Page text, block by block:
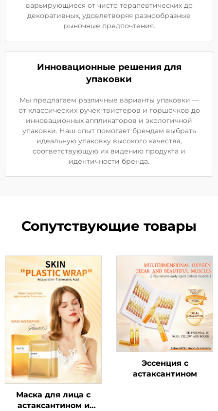
варьирующиеся от чисто терапевтических до
декоративных, удовлетворяя разнообразные
рыночные предпочтения.
Инновационные решения для
упаковки
Мы предлагаем различные варианты упаковки —
от классических ручек-твистеров и горшочков до
инновационных аппликаторов и экологичной
упаковки. Наш опыт помогает брендам выбрать
идеальную упаковку высокого качества,
соответствующую их видению продукта и
идентичности бренда.
Сопутствующие товары
Маска для лица с
астаксантином и
Эссенция с
астаксантином